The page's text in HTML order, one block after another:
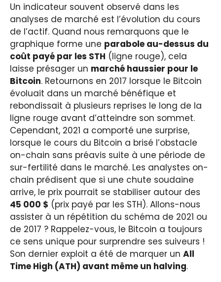
Un indicateur souvent observé dans les
analyses de marché est l’évolution du cours
de l’actif. Quand nous remarquons que le
graphique forme une parabole au-dessus du
coût payé par les STH (ligne rouge), cela
laisse présager un marché haussier pour le
Bitcoin. Retournons en 2017 lorsque le Bitcoin
évoluait dans un marché bénéfique et
rebondissait à plusieurs reprises le long de la
ligne rouge avant d’atteindre son sommet.
Cependant, 2021 a comporté une surprise,
lorsque le cours du Bitcoin a brisé l’obstacle
on-chain sans préavis suite à une période de
sur-fertilité dans le marché. Les analystes on-
chain prédisent que si une chute soudaine
arrive, le prix pourrait se stabiliser autour des
45 000 $ (prix payé par les STH). Allons-nous
assister à un répétition du schéma de 2021 ou
de 2017 ? Rappelez-vous, le Bitcoin a toujours
ce sens unique pour surprendre ses suiveurs !
Son dernier exploit a été de marquer un All
Time High (ATH) avant même un halving.